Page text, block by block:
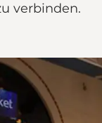
verbinden.